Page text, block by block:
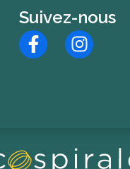
Suivez-nous